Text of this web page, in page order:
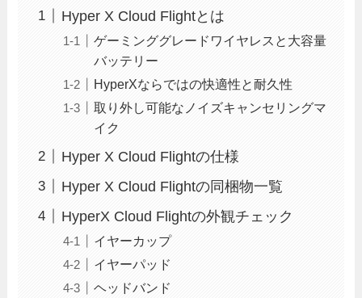
Hyper X Cloud Flightとは
ゲーミンググレードワイヤレスと大容量
バッテリー
HyperXならではの快適性と耐久性
取り外し可能なノイズキャンセリングマ
イク
Hyper X Cloud Flightの仕様
Hyper X Cloud Flightの同梱物一覧
HyperX Cloud Flightの外観チェック
イヤーカップ
イヤーパッド
ヘッドバンド